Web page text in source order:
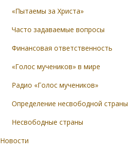
«Пытаемы за Христа»
Часто задаваемые вопросы
Финансовая ответственность
«Голос мучеников» в мире
Радио «Голос мучеников»
Определение несвободной страны
Несвободные страны
Новости